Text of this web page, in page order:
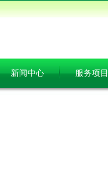
新闻中心 服务项目